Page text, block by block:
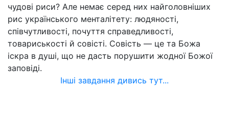
чудові риси? Але немає серед них найголовніших
рис українського менталітету: людяності,
співчутливості, почуття справедливості,
товариськості й совісті. Совість — це та Божа
іскра в душі, що не дасть порушити жодної Божої
заповіді.
Інші завдання дивись тут...